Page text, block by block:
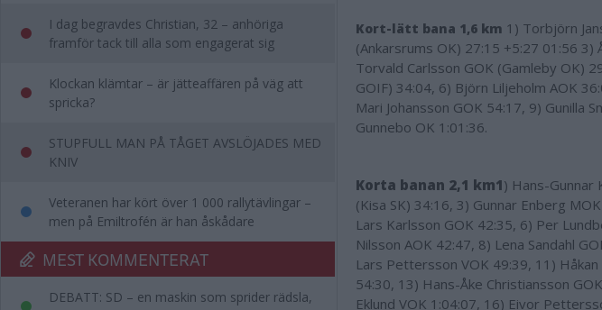
I dag begravdes Christian, 32 – anhöriga
framför tack till alla som engagerat sig
Klockan klämtar – är jätteaffären på väg att
spricka?
STUPFULL MAN PÅ TÅGET AVSLÖJADES MED
KNIV
Veteranen har kört över 1 000 rallytävlingar –
men på Emiltrofén är han åskådare
MEST KOMMENTERAT
DEBATT: SD – en maskin som sprider rädsla,
Kort-lätt bana 1,6 km 1) Torbjörn
(Ankarsrums OK) 27:15 +5:27 01:56 3)
Torvald Carlsson GOK (Gamleby OK)
GOIF) 34:04, 6) Björn Liljeholm AOK
Mari Johansson GOK 54:17, 9) Gunilla
Gunnebo OK 1:01:36.
Korta banan 2,1 km1) Hans-Gunnar
(Kisa SK) 34:16, 3) Gunnar Enberg
Lars Karlsson GOK 42:35, 6) Per
Nilsson AOK 42:47, 8) Lena Sandahl
Lars Pettersson VOK 49:39, 11)
54:30, 13) Hans-Åke Christiansson
Eklund VOK 1:04:07, 16) Eivor